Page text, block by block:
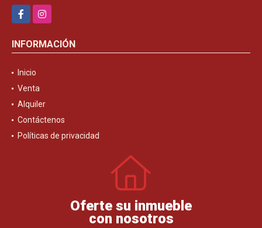
FacebookInstagram
INFORMACIÓN
Inicio
Venta
Alquiler
Contáctenos
Políticas de privacidad
Oferte su inmueble
con nosotros